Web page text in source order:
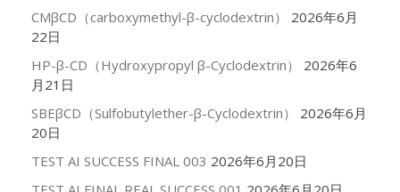
CMβCD（carboxymethyl-β-cyclodextrin）
2026年6月
22日
HP-β-CD（Hydroxypropyl β-Cyclodextrin）
2026年6
月21日
SBEβCD（Sulfobutylether-β-Cyclodextrin）
2026年6月
20日
TEST AI SUCCESS FINAL 003 2026年6月20日